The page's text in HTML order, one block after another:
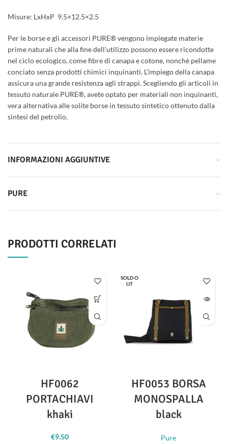
Misure: LxHxP 9.5×12.5×2.5
Per le borse e gli accessori PURE® vengono impiegate materie
prime naturali che alla fine dell’utilizzo possono essere ricondotte
nel ciclo ecologico, come fibre di canapa e cotone, nonchè pellame
conciato senza prodotti chimici inquinanti. L’impiego della canapa
assicura una grande resistenza agli strappi. Scegliendo gli articoli in
tessuto naturale PURE®, avete optato per materiali non inquinanti,
vera alternativa alle solite borse in tessuto sintetico ottenuto dalla
sintesi del petrolio.
INFORMAZIONI AGGIUNTIVE
PURE
PRODOTTI CORRELATI
HF0062
PORTACHIAVI
khaki
€9.50
SOLD O
UT
HF0053 BORSA
MONOSPALLA
black
Pure